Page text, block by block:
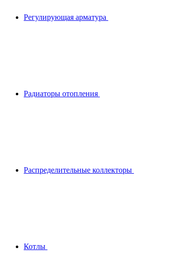
Регулирующая арматура
Радиаторы отопления
Распределительные коллекторы
Котлы